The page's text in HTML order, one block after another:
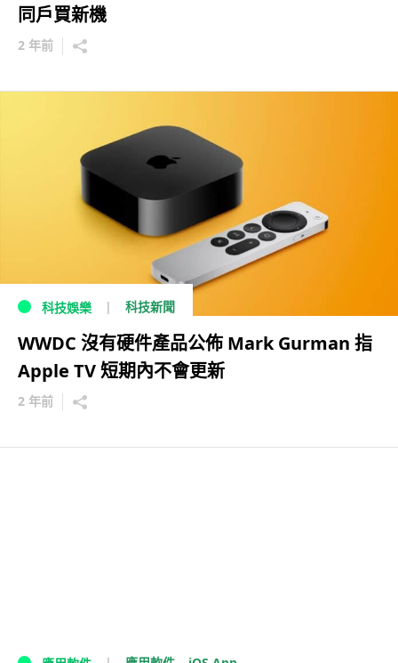
同戶買新機
2 年前
科技娛樂 科技新聞
WWDC 沒有硬件產品公佈 Mark Gurman 指
Apple TV 短期內不會更新
2 年前